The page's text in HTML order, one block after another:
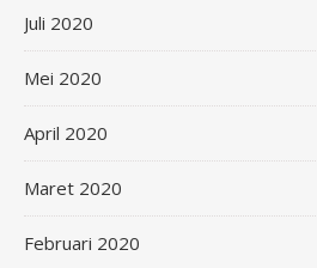
Juli 2020
Mei 2020
April 2020
Maret 2020
Februari 2020